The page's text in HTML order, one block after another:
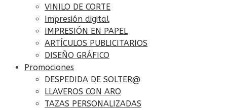
VINILO DE CORTE
Impresión digital
IMPRESIÓN EN PAPEL
ARTÍCULOS PUBLICITARIOS
DISEÑO GRÁFICO
Promociones
DESPEDIDA DE SOLTER@
LLAVEROS CON ARO
TAZAS PERSONALIZADAS